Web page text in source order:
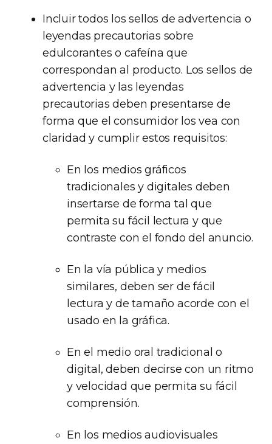
Incluir todos los sellos de advertencia o
leyendas precautorias sobre
edulcorantes o cafeína que
correspondan al producto. Los sellos de
advertencia y las leyendas
precautorias deben presentarse de
forma que el consumidor los vea con
claridad y cumplir estos requisitos:
En los medios gráficos
tradicionales y digitales deben
insertarse de forma tal que
permita su fácil lectura y que
contraste con el fondo del anuncio.
En la vía pública y medios
similares, deben ser de fácil
lectura y de tamaño acorde con el
usado en la gráfica.
En el medio oral tradicional o
digital, deben decirse con un ritmo
y velocidad que permita su fácil
comprensión.
En los medios audiovisuales